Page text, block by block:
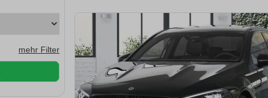
mehr Filter